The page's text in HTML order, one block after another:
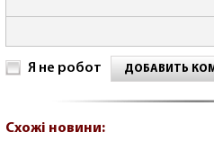
Я не робот ДОБАВИТЬ
Схожі новини: